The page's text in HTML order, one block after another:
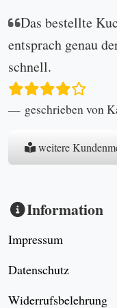
Das bestellte
entsprach genau
schnell.
geschrieben von
weitere
Information
Impressum
Datenschutz
Widerrufsbelehrung